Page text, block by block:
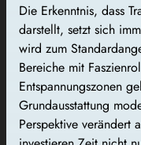
Die Erkenntnis, dass
darstellt, setzt sich
wird zum
Bereiche mit
Entspannungszonen
Grundausstattung
Perspektive verändert